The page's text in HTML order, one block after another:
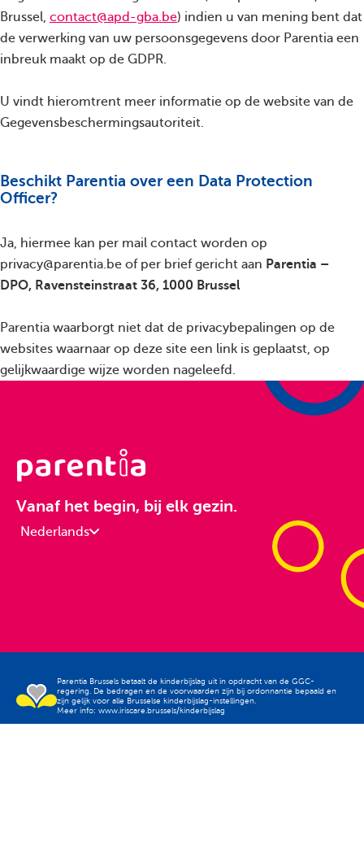
Brussel, contact@apd-gba.be) indien u van mening bent dat
de verwerking van uw persoonsgegevens door Parentia een
inbreuk maakt op de GDPR.
U vindt hieromtrent meer informatie op de website van de
Gegevensbeschermingsautoriteit.
Beschikt Parentia over een Data Protection
Officer?
Ja, hiermee kan per mail contact worden op
privacy@parentia.be of per brief gericht aan Parentia –
DPO, Ravensteinstraat 36, 1000 Brussel
Parentia waarborgt niet dat de privacybepalingen op de
websites waarnaar op deze site een link is geplaatst, op
gelijkwaardige wijze worden nageleefd.
Vanaf het begin, bij elk gezin.
Nederlands
Parentia Brussels betaalt de kinderbijslag uit in opdracht van de GGC-
regering. De bedragen en de voorwaarden zijn bij ordonnantie bepaald en
zijn gelijk voor alle Brusselse kinderbijslag-instellingen.
Meer info: www.iriscare.brussels/kinderbijslag